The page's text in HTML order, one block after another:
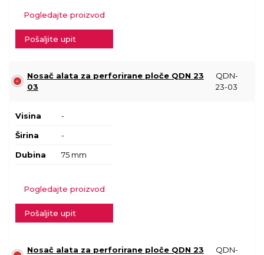
Pogledajte proizvod
Pošaljite upit
Nosač alata za perforirane ploče QDN 23
03
QDN-
23-03
Visina -
Širina -
Dubina 75 mm
Pogledajte proizvod
Pošaljite upit
Nosač alata za perforirane ploče QDN 23
QDN-